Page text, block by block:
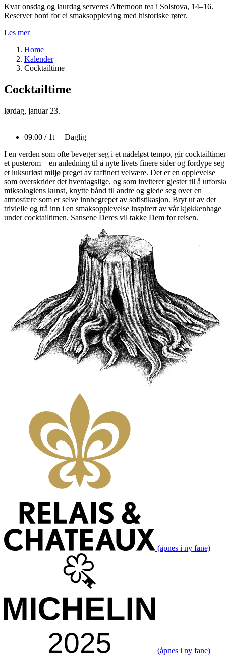
Kvar onsdag og laurdag serveres Afternoon tea i Solstova, 14–16.
Reserver bord for ei smaksoppleving med historiske røter.
Les mer
Home
Kalender
Cocktailtime
Cocktailtime
lørdag, januar 23.
—
09.00 / 1t— Daglig
I en verden som ofte beveger seg i et nådeløst tempo, gir
et pusterom – en anledning til å nyte livets finere sider og fordype
et luksuriøst miljø preget av raffinert velvære. Det er en opplevelse
som overskrider det hverdagslige, og som inviterer gjester til å
miksologiens kunst, knytte bånd til andre og glede seg over en
atmosfære som er selve innbegrepet av sofistikasjon. Bryt ut av det
trivielle og trå inn i en smaksopplevelse inspirert av vår kjøkkenhage
under cocktailtimen. Sansene Deres vil takke Dem for reisen.
(åpnes i ny fane)
(åpnes i ny fane)